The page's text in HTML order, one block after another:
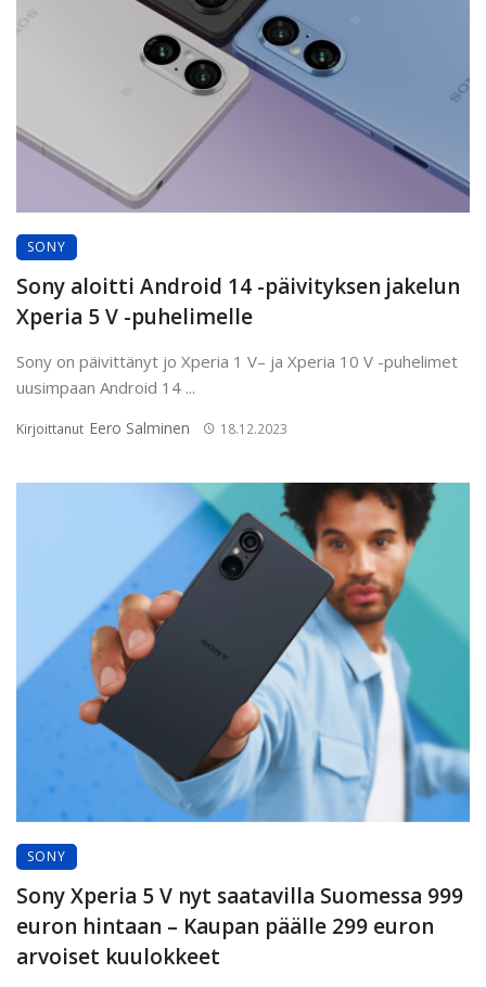
SONY
Sony aloitti Android 14 -päivityksen jakelun
Xperia 5 V -puhelimelle
Sony on päivittänyt jo Xperia 1 V– ja Xperia 10 V -puhelimet
uusimpaan Android 14 ...
Kirjoittanut Eero Salminen 18.12.2023
SONY
Sony Xperia 5 V nyt saatavilla Suomessa 999
euron hintaan – Kaupan päälle 299 euron
arvoiset kuulokkeet